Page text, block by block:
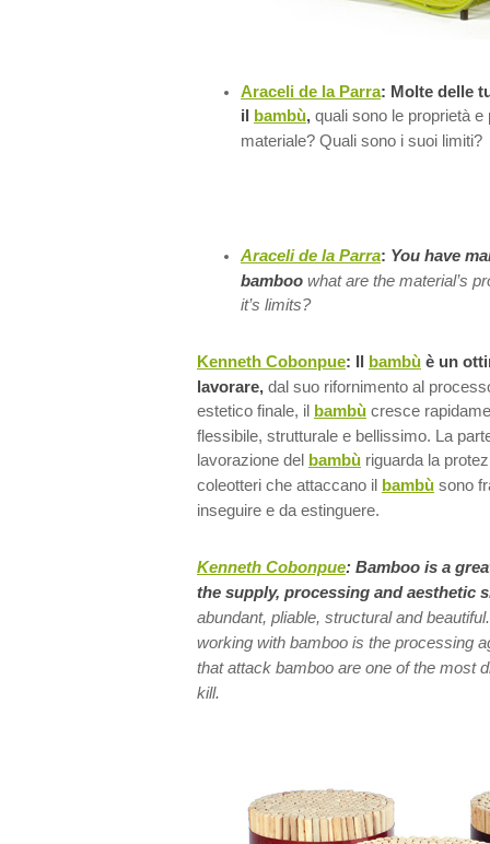
Araceli de la Parra: Molte delle
il
bambù, quali sono le proprietà e
materiale? Quali sono i suoi limiti?
Araceli de la Parra: You have
bamboo what are the material’s
it’s limits?
Kenneth Cobonpue: Il bambù è un
lavorare, dal suo rifornimento al
estetico finale, il
bambù cresce
flessibile, strutturale e bellissimo. La
lavorazione del
bambù riguarda la
coleotteri che attaccano il
bambù sono
inseguire e da estinguere.
Kenneth Cobonpue: Bamboo is a
the supply, processing and aesthetic
abundant, pliable, structural and
working with bamboo is the processing
that attack bamboo are one of the most
kill.